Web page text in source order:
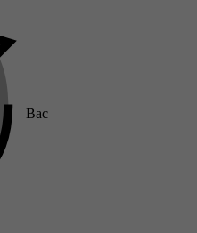
Bac